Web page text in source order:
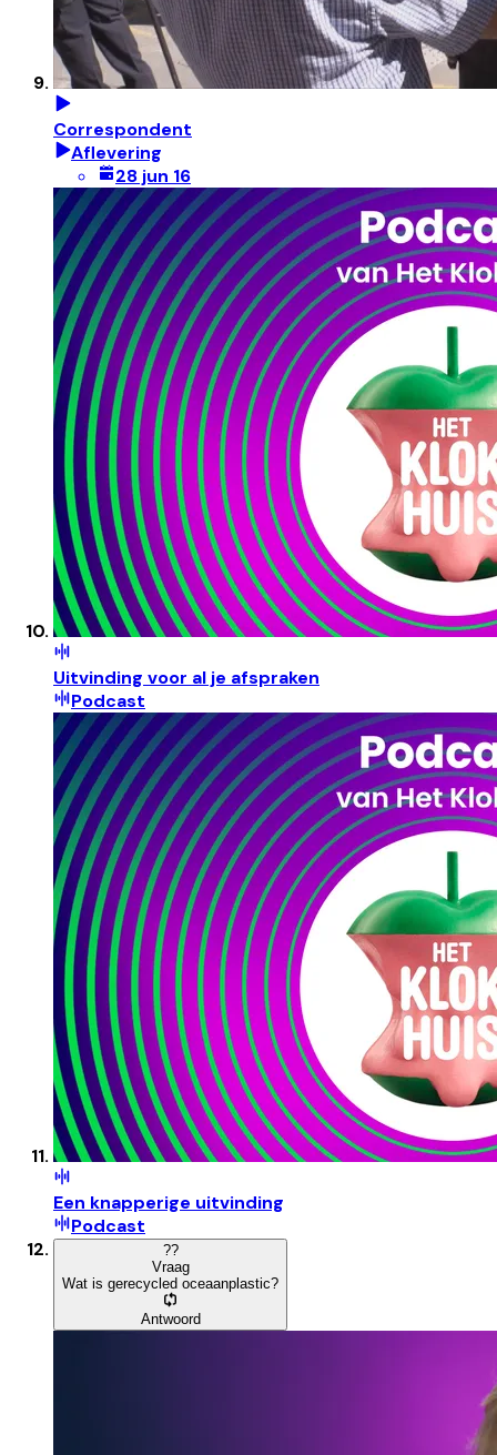
Correspondent
Aflevering
28 jun 16
Uitvinding voor al je afspraken
Podcast
Een knapperige uitvinding
Podcast
??
Vraag
Wat is gerecycled oceaanplastic?
Antwoord